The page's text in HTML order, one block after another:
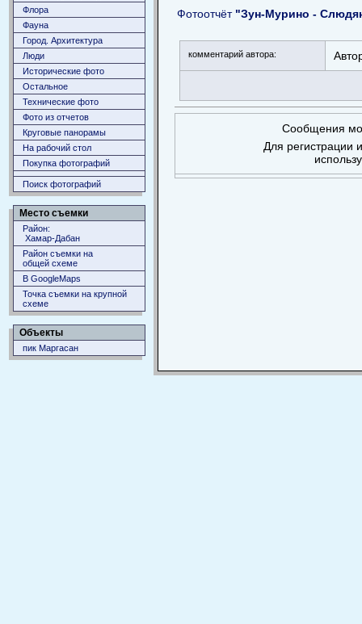
Флора
Фауна
Город. Архитектура
Люди
Исторические фото
Остальное
Технические фото
Фото из отчетов
Круговые панорамы
На рабочий стол
Покупка фотографий
Поиск фотографий
Место съемки
Район:
Хамар-Дабан
Район съемки на
общей схеме
В GoogleMaps
Точка съемки на крупной
схеме
Объекты
пик Маргасан
Фотоотчёт "Зун-Мурино -
комментарий автора:
Сообщения
Для регистрации